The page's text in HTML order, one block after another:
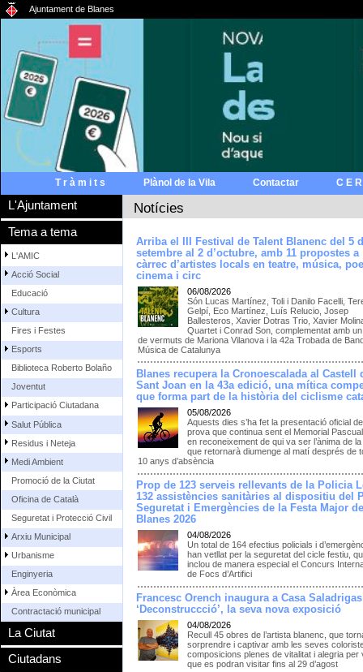
Ajuntament de Blanes
T r à m i t s Plànol de la Vila Contactar C E
L'Ajuntament
Tema a tema
L'AMIC
Acció Social
Educació
Cultura
Fires i Festes
Esports
Biblioteca Roberto Bolaño
Joventut
Participació Ciutadana
Salut Pública
Residus i Neteja
Medi Ambient
Promoció de la Ciutat
Oficina de Català
Seguretat i Protecció Civil
Arxiu Municipal
Urbanisme
Enginyeria
Àrea Econòmica
Contractació municipal
La Ciutat
Ciutadans
Notícies
Arriba el III Festival de Talent Blanenc del 5
setembre al 2 d’octubre, amb 11 propostes a
càrrec d’artistes locals en teatre, música,
cinema i circ
06/08/2026
Són Lucas Martínez, Toli i Danilo Facelli,
Gelpí, Eco Martínez, Luís Relucio, Josep
Ballesteros, Xavier Dotras Trio, Xavier
Quartet i Conrad Son, complementat amb
de vermuts de Mariona Vilanova i la 42a Trobada de
Música de Catalunya
Blanes recupera la Cronoescalada al Castell
Sant Joan en la 43a edició, una mítica
que forma part de la història del ciclisme
05/08/2026
Aquests dies s’ha fet la presentació oficial
prova que continua sent el Memorial
en reconeixement de qui va ser l’ànima de
que retornarà diumenge al matí després de
10 anys d’absència
Prop de 123 serveis rellevants de la Policia
132 assistències sanitàries al dispositiu del
Seguretat i Emergències de la Festa Major
Blanes 2026
04/08/2026
Un total de 164 efectius policials i
han vetllat per la seguretat del cicle festiu,
inclou de manera especial el Concurs
de Focs d’Artifici
Francesc Orench inaugura a Casa Saladrigas
‘Deconstruccció’, la seva nova exposició
04/08/2026
Recull 45 obres de l’artista blanenc, que
sorprendre i captivar amb les seves
composicions plenes de vitalitat i alegria per
que es podran visitar fins al 29 d’agost